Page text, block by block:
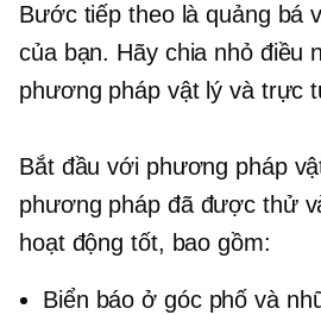
Bước tiếp theo là quảng bá
của bạn. Hãy chia nhỏ điều
phương pháp vật lý và trực
Bắt đầu với phương pháp
phương pháp đã được thử
hoạt động tốt, bao gồm:
Biển báo ở góc phố và